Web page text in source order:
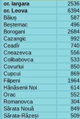
or. Iargara
2536
or. Leova
6394
Băiuș
587
Beștemac
496
Borogani
2684
Cazangic
992
Ceadîr
740
Cneazevca
556
Colibabovca
533
Covurlui
850
Cupcui
869
Filipeni
1964
Hănăsenii Noi
614
Orac
552
Romanovca
304
Sărata Nouă
849
Sărata-Răzeși
509